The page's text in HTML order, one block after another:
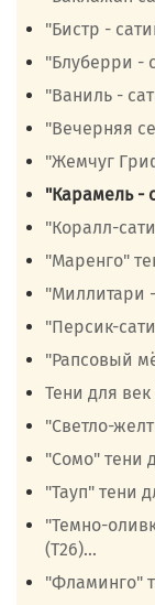
"Бистр -
"Блуберри -
"Ваниль -
"Вечерняя
"Жемчуг
"Карамель -
"Коралл-
"Маренго"
"Миллитари -
"Персик-
"Рапсовый
Тени для
"Светло-
"Сомо" тени
"Тауп" тени
"Темно-
(Т26)...
"Фламинго"